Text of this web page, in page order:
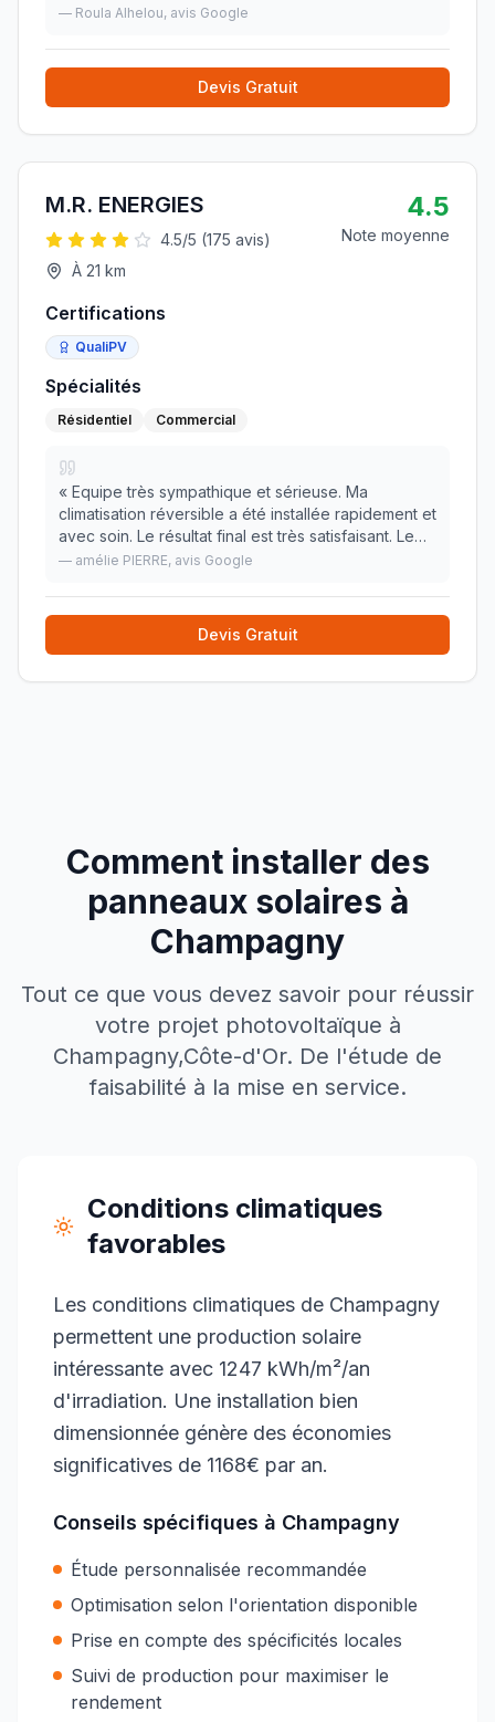
professionnalisme et une grande attention aux
— Roula Alhelou, avis Google
Devis Gratuit
M.R. ENERGIES
4.5/5 (175 avis)
À 21 km
4.5
Note moyenne
Certifications
QualiPV
Spécialités
Résidentiel Commercial
« Equipe très sympathique et sérieuse. Ma
climatisation réversible a été installée rapidement et
avec soin. Le résultat final est très satisfaisant. Le
petit truc en plus qui fait plaisir : Le chantier a été
— amélie PIERRE, avis Google
Devis Gratuit
Comment installer des
panneaux solaires à
Champagny
Tout ce que vous devez savoir pour réussir
votre projet photovoltaïque à
Champagny,Côte-d'Or. De l'étude de
faisabilité à la mise en service.
Conditions climatiques
favorables
Les conditions climatiques de Champagny
permettent une production solaire
intéressante avec 1247 kWh/m²/an
d'irradiation. Une installation bien
dimensionnée génère des économies
significatives de 1168€ par an.
Conseils spécifiques à Champagny
Étude personnalisée recommandée
Optimisation selon l'orientation disponible
Prise en compte des spécificités locales
Suivi de production pour maximiser le
rendement